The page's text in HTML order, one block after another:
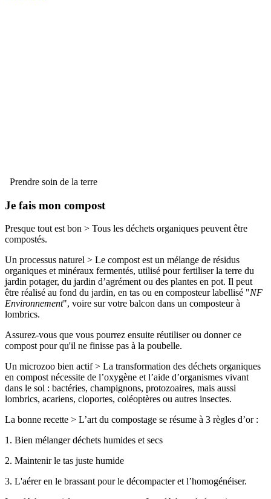
Prendre soin de la terre
Je fais mon compost
Presque tout est bon > Tous les déchets organiques peuvent être
compostés.
Un processus naturel > Le compost est un mélange de résidus
organiques et minéraux fermentés, utilisé pour fertiliser la terre du
jardin potager, du jardin d’agrément ou des plantes en pot. Il peut
être réalisé au fond du jardin, en tas ou en composteur labellisé "NF
Environnement", voire sur votre balcon dans un composteur à
lombrics.
Assurez-vous que vous pourrez ensuite réutiliser ou donner ce
compost pour qu'il ne finisse pas à la poubelle.
Un microzoo bien actif > La transformation des déchets organiques
en compost nécessite de l’oxygène et l’aide d’organismes vivant
dans le sol : bactéries, champignons, protozoaires, mais aussi
lombrics, acariens, cloportes, coléoptères ou autres insectes.
La bonne recette > L’art du compostage se résume à 3 règles d’or :
1. Bien mélanger déchets humides et secs
2. Maintenir le tas juste humide
3. L'aérer en le brassant pour le décompacter et l’homogénéiser.